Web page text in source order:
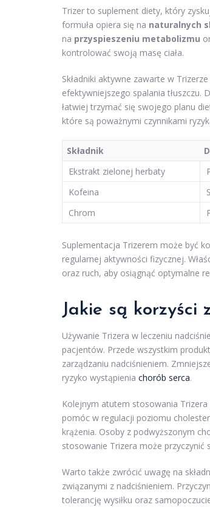
Trizer to suplement diety, który
formuła opiera się na naturalnych
na przyspieszeniu metabolizmu
kontrolować swoją masę ciała.
Składniki aktywne zawarte w
efektywniejszego spalania tłuszczu.
łatwiej trzymać się swojego planu
które są poważnymi czynnikami
Składnik
Ekstrakt zielonej herbaty
Kofeina
Chrom
Suplementacja Trizerem może być
regularnej aktywności fizycznej.
oraz ruch, aby osiągnąć optymalne
Jakie są korzyści
Używanie Trizera w leczeniu
pacjentów. Przede wszystkim
zarządzaniu nadciśnieniem.
ryzyko wystąpienia chorób serca.
Kolejnym atutem stosowania
pomóc w regulacji poziomu
krążenia. Osoby z podwyższonym
stosowanie Trizera może przyczynić
Warto także zwrócić uwagę na
związanymi z nadciśnieniem.
tolerancję wysiłku oraz